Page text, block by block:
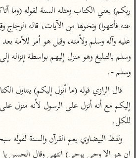
2 or more characters for results.
Type 1 or more
characters for results.
أمّهات
تفسير الطبري
تفسير ابن كثير
تفسير القرطبي
تفسير البغوي
عامّة
فتح البيان للقنوجي
فتح القدير للشوكاني
تفسير ابن جزي
موسوعات
تفسير الآلوسي
وسلم -.
للكل.